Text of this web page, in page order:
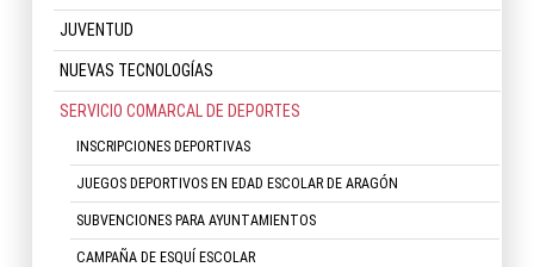
JUVENTUD
NUEVAS TECNOLOGÍAS
SERVICIO COMARCAL DE DEPORTES
INSCRIPCIONES DEPORTIVAS
JUEGOS DEPORTIVOS EN EDAD ESCOLAR DE ARAGÓN
SUBVENCIONES PARA AYUNTAMIENTOS
CAMPAÑA DE ESQUÍ ESCOLAR